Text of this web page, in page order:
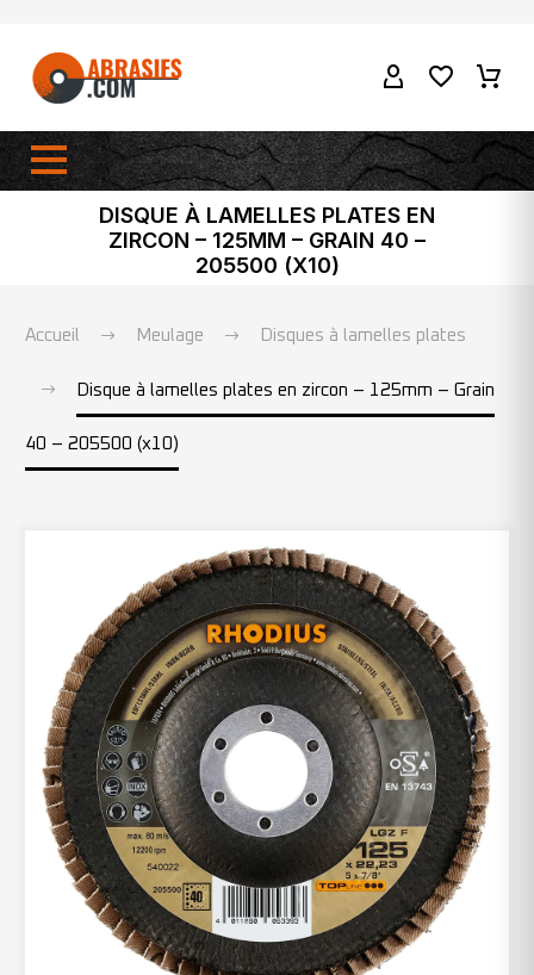
DISQUE À LAMELLES PLATES EN
ZIRCON – 125MM – GRAIN 40 –
205500 (X10)
Accueil Meulage Disques à lamelles plates
Disque à lamelles plates en zircon – 125mm – Grain
40 – 205500 (x10)